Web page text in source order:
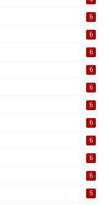
6
6
6
6
6
6
6
6
6
6
5